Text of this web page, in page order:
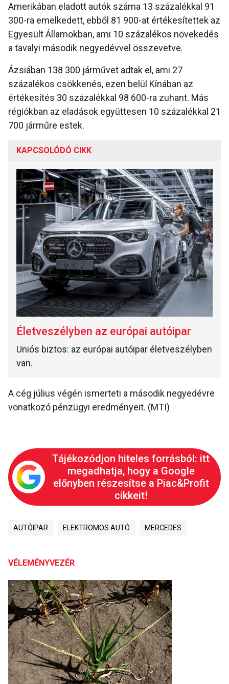
Amerikában eladott autók száma 13 százalékkal 91
300-ra emelkedett, ebből 81 900-at értékesítettek az
Egyesült Államokban, ami 10 százalékos növekedés
a tavalyi második negyedévvel összevetve.
Ázsiában 138 300 járművet adtak el, ami 27
százalékos csökkenés, ezen belül Kínában az
értékesítés 30 százalékkal 98 600-ra zuhant. Más
régiókban az eladások együttesen 10 százalékkal 21
700 járműre estek.
KAPCSOLÓDÓ CIKK
Életveszélyben az európai autóipar
Uniós biztos: az európai autóipar életveszélyben
van.
A cég július végén ismerteti a második negyedévre
vonatkozó pénzügyi eredményeit. (MTI)
Tájékozódjon hiteles forrásból: itt
megadhatja, hogy a Google
előnyben részesítse a Piac&Profit
cikkeit!
AUTÓIPAR ELEKTROMOS AUTÓ MERCEDES
VÉLEMÉNYVEZÉR